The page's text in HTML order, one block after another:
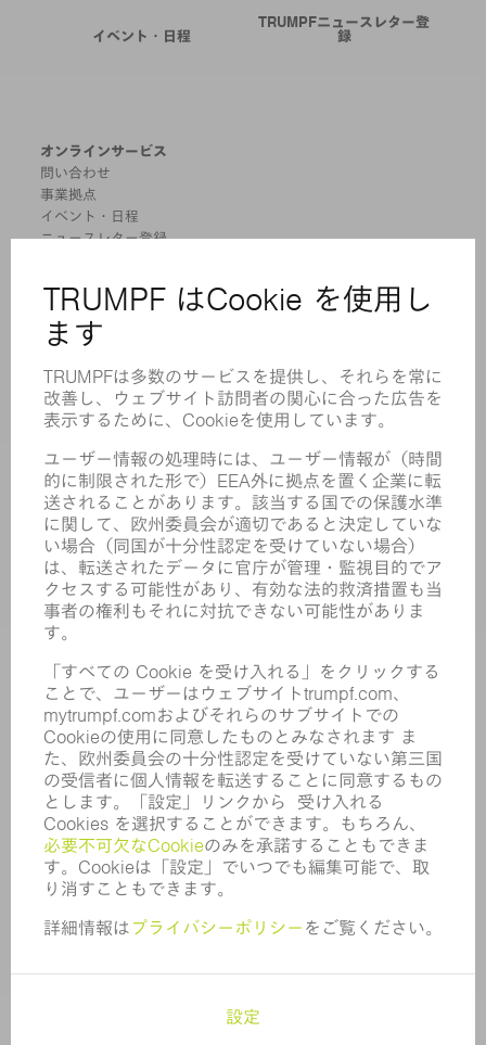
イベント・日程
TRUMPFニュースレター登
録
オンラインサービス
問い合わせ
事業拠点
イベント・日程
ニュースレター登録
製品
機械 & システム
レーザ
パワーエレクトロニクス
電気ツール
スマートファクトリー
サービス
アプリケーション
業界
企業
キャリア
求人情報
企業プロフィール
取締役会
年次報告書
コンプライアンス
内部通報制度
セキュリティ
プレスリリース
マガジン
サステナビリティ
気候と環境
社会と地域
コーポレートガバナンス
サイト管理者情報